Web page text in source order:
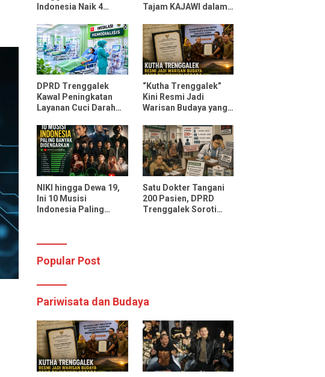
Indonesia Naik 4
Kalahkan Oman dan
Mozambik
Tajam KAJAWI dalam
Durmagati
DPRD Trenggalek
Kawal Peningkatan
Layanan Cuci Darah
Kapasitas Ditarget
Layani 30 Pasien
Sekali Pelayanan
“Kutha Trenggalek”
Kini Resmi Jadi
Warisan Budaya yang
NIKI hingga Dewa 19,
Ini 10 Musisi
Indonesia Paling
YouTube Music
Satu Dokter Tangani
200 Pasien, DPRD
Trenggalek Soroti
Popular Post
Pariwisata dan Budaya